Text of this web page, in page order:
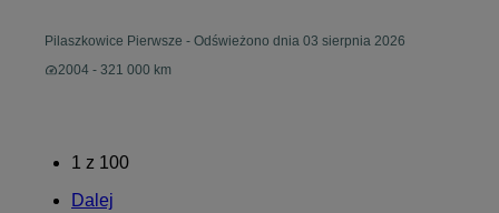
Pilaszkowice Pierwsze - Odświeżono dnia 03 sierpnia 2026
2004 - 321 000 km
1 z 100
Dalej